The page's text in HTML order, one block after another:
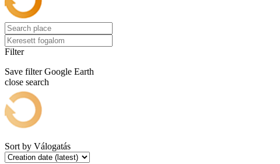
Filter
Save filter Google Earth
close search
Sort by Válogatás